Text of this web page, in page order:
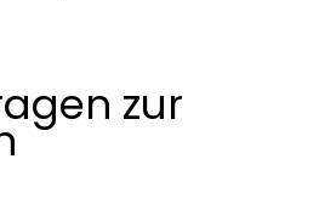
zur